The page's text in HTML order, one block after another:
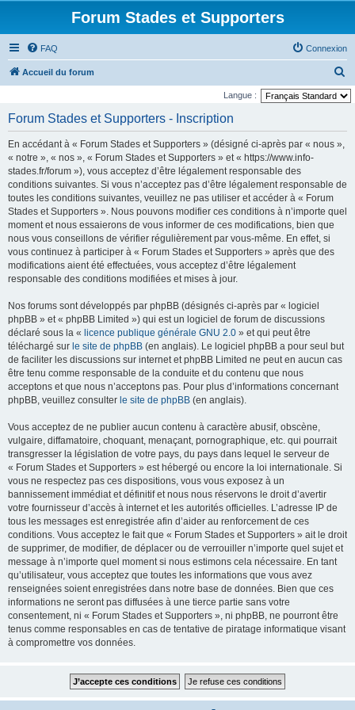
Forum Stades et Supporters
FAQ Connexion
Accueil du forum
e
Langue :
Forum Stades et Supporters - Inscription
En accédant à « Forum Stades et Supporters » (désigné ci-après par « nous »,
« notre », « nos », « Forum Stades et Supporters » et « https://www.info-
stades.fr/forum »), vous acceptez d’être légalement responsable des
conditions suivantes. Si vous n’acceptez pas d’être légalement responsable de
toutes les conditions suivantes, veuillez ne pas utiliser et accéder à « Forum
Stades et Supporters ». Nous pouvons modifier ces conditions à n’importe quel
moment et nous essaierons de vous informer de ces modifications, bien que
nous vous conseillons de vérifier régulièrement par vous-même. En effet, si
vous continuez à participer à « Forum Stades et Supporters » après que des
modifications aient été effectuées, vous acceptez d’être légalement
responsable des conditions modifiées et mises à jour.
Nos forums sont développés par phpBB (désignés ci-après par « logiciel
phpBB » et « phpBB Limited ») qui est un logiciel de forum de discussions
déclaré sous la « licence publique générale GNU 2.0 » et qui peut être
téléchargé sur le site de phpBB (en anglais). Le logiciel phpBB a pour seul but
de faciliter les discussions sur internet et phpBB Limited ne peut en aucun cas
être tenu comme responsable de la conduite et du contenu que nous
acceptons et que nous n’acceptons pas. Pour plus d’informations concernant
phpBB, veuillez consulter le site de phpBB (en anglais).
Vous acceptez de ne publier aucun contenu à caractère abusif, obscène,
vulgaire, diffamatoire, choquant, menaçant, pornographique, etc. qui pourrait
transgresser la législation de votre pays, du pays dans lequel le serveur de
« Forum Stades et Supporters » est hébergé ou encore la loi internationale. Si
vous ne respectez pas ces dispositions, vous vous exposez à un
bannissement immédiat et définitif et nous nous réservons le droit d’avertir
votre fournisseur d’accès à internet et les autorités officielles. L’adresse IP de
tous les messages est enregistrée afin d’aider au renforcement de ces
conditions. Vous acceptez le fait que « Forum Stades et Supporters » ait le droit
de supprimer, de modifier, de déplacer ou de verrouiller n’importe quel sujet et
message à n’importe quel moment si nous estimons cela nécessaire. En tant
qu’utilisateur, vous acceptez que toutes les informations que vous avez
renseignées soient enregistrées dans notre base de données. Bien que ces
informations ne seront pas diffusées à une tierce partie sans votre
consentement, ni « Forum Stades et Supporters », ni phpBB, ne pourront être
tenus comme responsables en cas de tentative de piratage informatique visant
à compromettre vos données.